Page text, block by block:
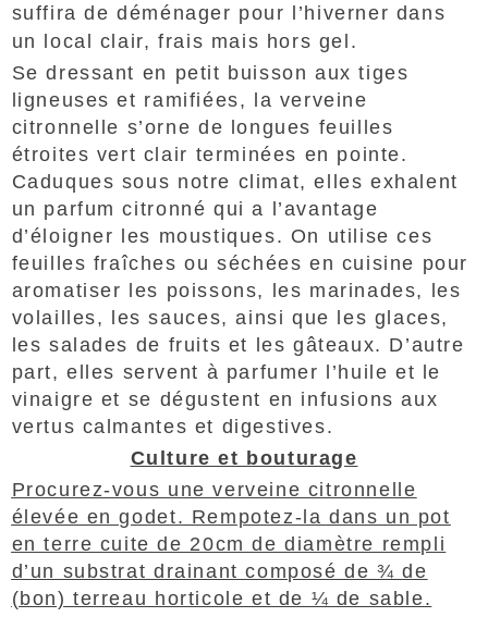
suffira de déménager pour l’hiverner dans
un local clair, frais mais hors gel.
Se dressant en petit buisson aux tiges
ligneuses et ramifiées, la verveine
citronnelle s’orne de longues feuilles
étroites vert clair terminées en pointe.
Caduques sous notre climat, elles exhalent
un parfum citronné qui a l’avantage
d’éloigner les moustiques. On utilise ces
feuilles fraîches ou séchées en cuisine pour
aromatiser les poissons, les marinades, les
volailles, les sauces, ainsi que les glaces,
les salades de fruits et les gâteaux. D’autre
part, elles servent à parfumer l’huile et le
vinaigre et se dégustent en infusions aux
vertus calmantes et digestives.
Culture et bouturage
Procurez-vous une verveine citronnelle
élevée en godet. Rempotez-la dans un pot
en terre cuite de 20cm de diamètre rempli
d’un substrat drainant composé de ¾ de
(bon) terreau horticole et de ¼ de sable.